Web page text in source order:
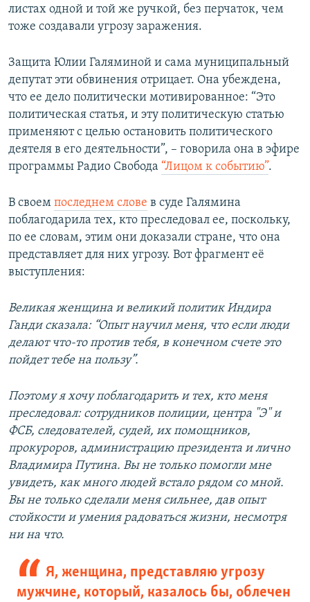
листах одной и той же ручкой, без перчаток, чем
тоже создавали угрозу заражения.
Защита Юлии Галяминой и сама муниципальный
депутат эти обвинения отрицает. Она убеждена,
что ее дело политически мотивированное: “Это
политическая статья, и эту политическую статью
применяют с целью остановить политического
деятеля в его деятельности”, – говорила она в эфире
программы Радио Свобода “Лицом к событию”.
В своем последнем слове в суде Галямина
поблагодарила тех, кто преследовал ее, поскольку,
по ее словам, этим они доказали стране, что она
представляет для них угрозу. Вот фрагмент её
выступления:
Великая женщина и великий политик Индира
Ганди сказала: “Опыт научил меня, что если люди
делают что-то против тебя, в конечном счете это
пойдет тебе на пользу”.
Поэтому я хочу поблагодарить и тех, кто меня
преследовал: сотрудников полиции, центра "Э" и
ФСБ, следователей, судей, их помощников,
прокуроров, администрацию президента и лично
Владимира Путина. Вы не только помогли мне
увидеть, как много людей встало рядом со мной.
Вы не только сделали меня сильнее, дав опыт
стойкости и умения радоваться жизни, несмотря
ни на что.
Я, женщина, представляю угрозу
мужчине, который, казалось бы, облечен